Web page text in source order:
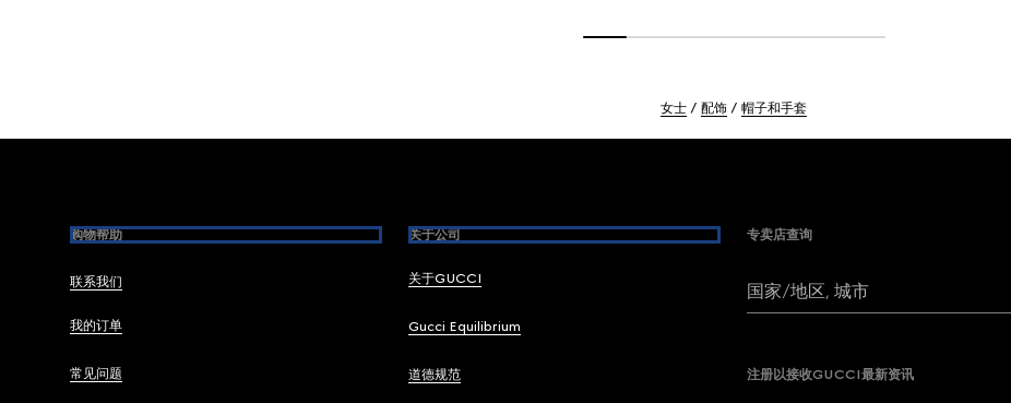
女士 配饰 帽子和手套
购物帮助
联系我们
我的订单
常见问题
关于公司
关于GUCCI
Gucci Equilibrium
道德规范
专卖店查询
国家/地区, 城市
注册以接收GUCCI最新资讯